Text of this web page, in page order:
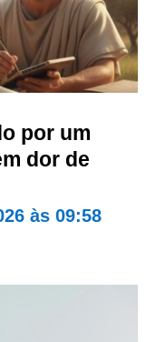
por um
dor de
às 09:58